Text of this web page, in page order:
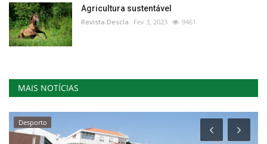
Agricultura sustentável
Revista Descla Fev 3, 2023 9461
MAIS NOTÍCIAS
Desporto